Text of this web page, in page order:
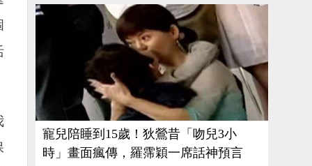
寵兒陪睡到15歲！狄鶯昔「吻兒3小
時」畫面瘋傳，羅霈穎一席話神預言